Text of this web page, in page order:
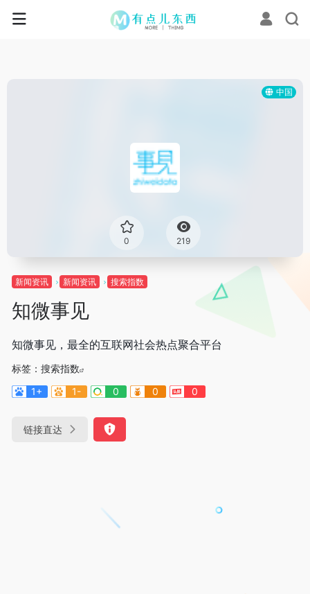
中国
0 219
新闻资讯 新闻资讯 搜索指数
知微事见
知微事见，最全的互联网社会热点聚合平台
标签： 搜索指数
1+
1- 0 0 0
链接直达